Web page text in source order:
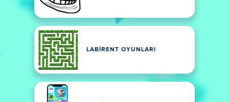
LABIRENT OYUNLARI